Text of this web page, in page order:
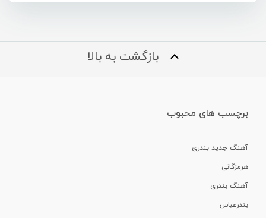
بازگشت به بالا
برچسب های محبوب
آهنگ جدید بندری
هرمزگانی
آهنگ بندری
بندرعباس